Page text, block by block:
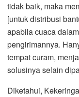
tidak baik, maka
[untuk distribusi
apabila cuaca
pengirimannya.
tempat curam,
solusinya selain
Diketahui,